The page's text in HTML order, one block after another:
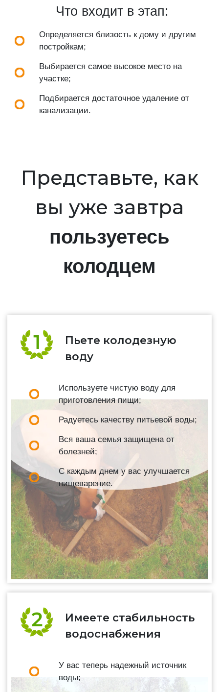
Что входит в этап:
Определяется близость к дому и другим
постройкам;
Выбирается самое высокое место на
участке;
Подбирается достаточное удаление от
канализации.
Представьте, как
вы уже завтра
пользуетесь
колодцем
Пьете колодезную
воду
Используете чистую воду для
приготовления пищи;
Радуетесь качеству питьевой воды;
Вся ваша семья защищена от
болезней;
С каждым днем у вас улучшается
пищеварение.
Имеете стабильность
водоснабжения
У вас теперь надежный источник
воды;